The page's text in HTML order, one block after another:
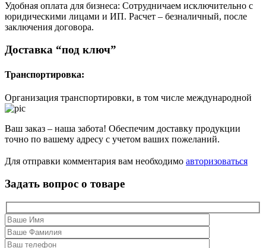
Удобная оплата для бизнеса: Сотрудничаем исключительно с
юридическими лицами и ИП. Расчет – безналичный, после
заключения договора.
Доставка “под ключ”
Транспортировка:
Организация транспортировки, в том числе международной
Ваш заказ – наша забота! Обеспечим доставку продукции
точно по вашему адресу с учетом ваших пожеланий.
Для отправки комментария вам необходимо авторизоваться
Задать вопрос о товаре